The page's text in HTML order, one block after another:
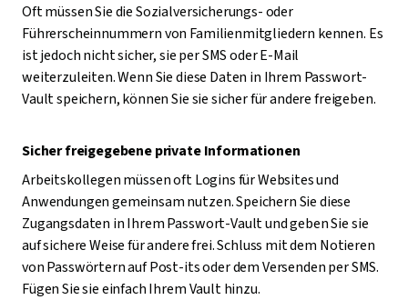
Oft müssen Sie die Sozialversicherungs- oder
Führerscheinnummern von Familienmitgliedern kennen. Es
ist jedoch nicht sicher, sie per SMS oder E-Mail
weiterzuleiten. Wenn Sie diese Daten in Ihrem Passwort-
Vault speichern, können Sie sie sicher für andere freigeben.
Sicher freigegebene private Informationen
Arbeitskollegen müssen oft Logins für Websites und
Anwendungen gemeinsam nutzen. Speichern Sie diese
Zugangsdaten in Ihrem Passwort-Vault und geben Sie sie
auf sichere Weise für andere frei. Schluss mit dem Notieren
von Passwörtern auf Post-its oder dem Versenden per SMS.
Fügen Sie sie einfach Ihrem Vault hinzu.